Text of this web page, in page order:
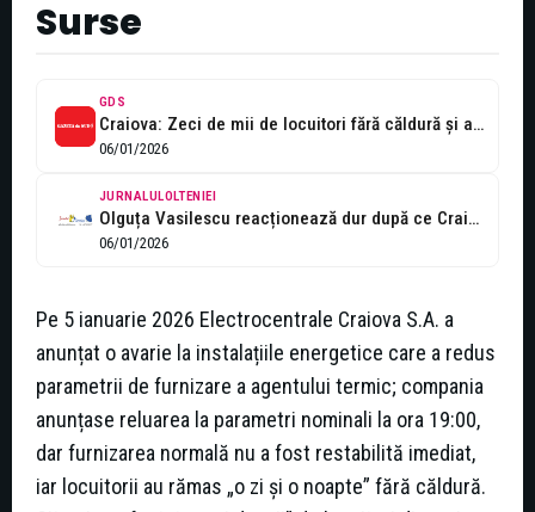
Surse
GDS
Craiova: Zeci de mii de locuitori fără căldură și apă caldă după...
06/01/2026
JURNALULOLTENIEI
Olguța Vasilescu reacționează dur după ce Craiova a stat în frig
06/01/2026
Pe 5 ianuarie 2026 Electrocentrale Craiova S.A. a
anunțat o avarie la instalațiile energetice care a redus
parametrii de furnizare a agentului termic; compania
anunțase reluarea la parametri nominali la ora 19:00,
dar furnizarea normală nu a fost restabilită imediat,
iar locuitorii au rămas „o zi și o noapte” fără căldură.